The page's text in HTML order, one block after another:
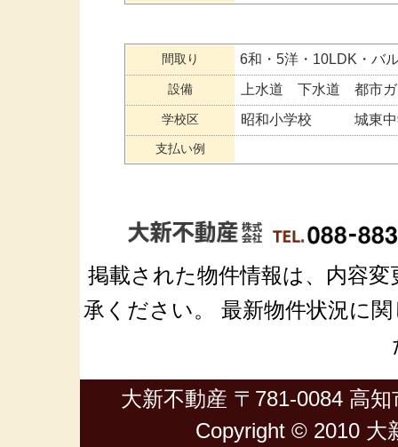
間取り 6和・5洋・10LDK・バ
設備 上水道 下水道 都市
学校区 昭和小学校 城東中
支払い例
掲載された物件情報は、内容
承ください。 最新物件状況に
大新不動産 〒781-0084 高
Copyright © 2010 大